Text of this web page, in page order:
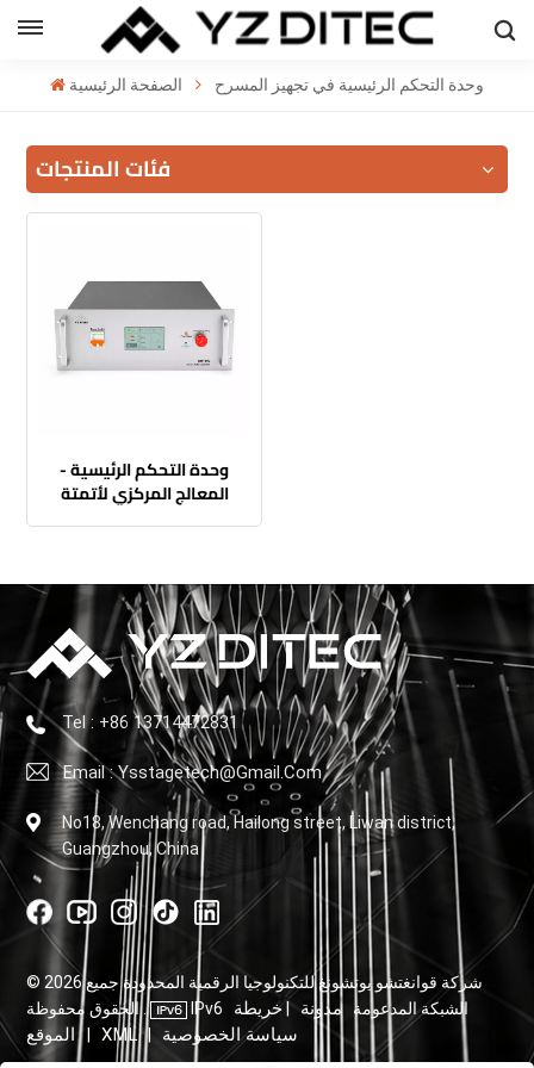
الصفحة الرئيسية وحدة التحكم الرئيسية في تجهيز المسرح
فئات المنتجات
وحدة التحكم الرئيسية -
المعالج المركزي لأتمتة
Tel : +86 13714472831
Email : Ysstagetech@gmail.com
No18, Wenchang road, Hailong street, Liwan district,
Guangzhou, China
© 2026 شركة قوانغتشو يوتشونغ للتكنولوجيا الرقمية المحدودة جميع
الحقوق محفوظة .
IPv6 الشبكة المدعومة مدونة
خريطة
الموقع
XML | سياسة الخصوصية